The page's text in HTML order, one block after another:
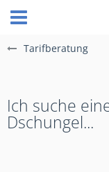
Tarifberatung
Ich suche
Dschungel...